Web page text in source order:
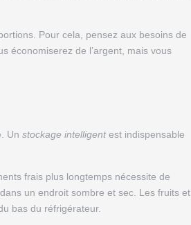
Pour cela, pensez aux besoins de
économiserez de l’argent, mais vous
Un stockage intelligentest indispensable
frais plus longtemps nécessite de
un endroit sombre et sec. Les fruits et
bas du réfrigérateur.